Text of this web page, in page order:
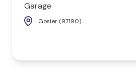
Garage
Gosier (97190)